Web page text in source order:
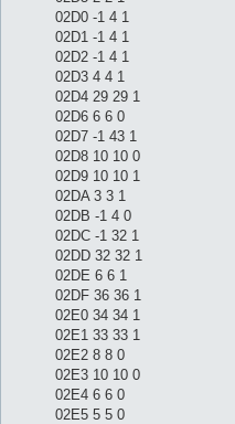
02D0 -1 4 1
02D1 -1 4 1
02D2 -1 4 1
02D3 4 4 1
02D4 29 29 1
02D6 6 6 0
02D7 -1 43 1
02D8 10 10 0
02D9 10 10 1
02DA 3 3 1
02DB -1 4 0
02DC -1 32 1
02DD 32 32 1
02DE 6 6 1
02DF 36 36 1
02E0 34 34 1
02E1 33 33 1
02E2 8 8 0
02E3 10 10 0
02E4 6 6 0
02E5 5 5 0